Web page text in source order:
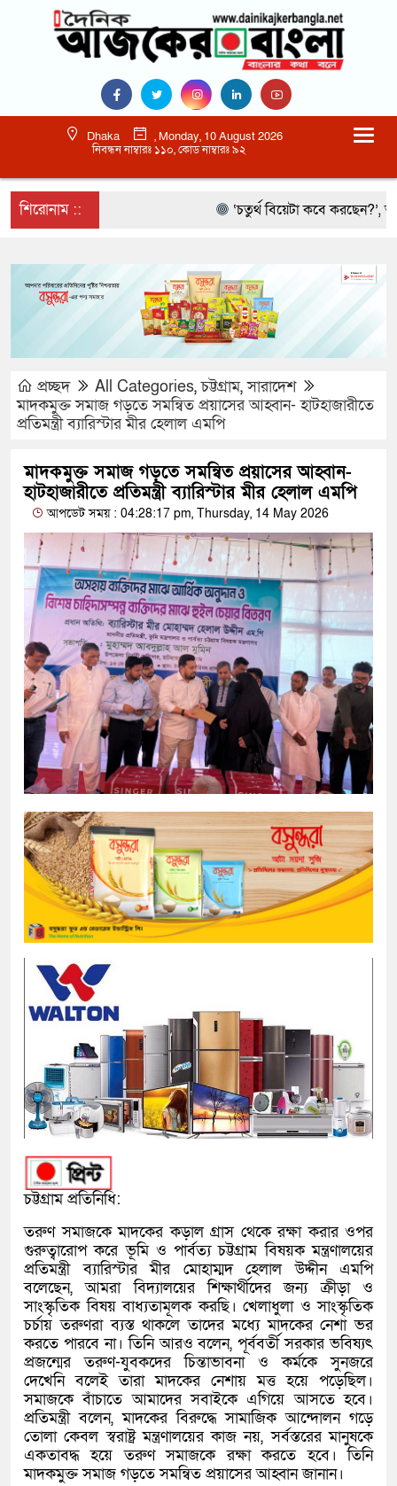
Dhaka
, Monday, 10 August 2026
নিবন্ধন নাম্বারঃ ১১০, কোড নাম্বারঃ ৯২
শিরোনাম :: ‘চতুর্থ বিয়েটা কবে করছেন?’,
প্রচ্ছদ All Categories,চট্টগ্রাম,সারাদেশ
মাদকমুক্ত সমাজ গড়তে সমন্বিত প্রয়াসের আহ্বান- হাটহাজারীতে
প্রতিমন্ত্রী ব্যারিস্টার মীর হেলাল এমপি
মাদকমুক্ত সমাজ গড়তে সমন্বিত প্রয়াসের আহ্বান-
হাটহাজারীতে প্রতিমন্ত্রী ব্যারিস্টার মীর হেলাল এমপি
আপডেট সময় : 04:28:17 pm, Thursday, 14 May 2026
চট্টগ্রাম প্রতিনিধি:
তরুণ সমাজকে মাদকের কড়াল গ্রাস থেকে রক্ষা করার ওপর
গুরুত্বারোপ করে ভূমি ও পার্বত্য চট্টগ্রাম বিষয়ক মন্ত্রণালয়ের
প্রতিমন্ত্রী ব্যারিস্টার মীর মোহাম্মদ হেলাল উদ্দীন এমপি
বলেছেন, আমরা বিদ্যালয়ের শিক্ষার্থীদের জন্য ক্রীড়া ও
সাংস্কৃতিক বিষয় বাধ্যতামূলক করছি। খেলাধুলা ও সাংস্কৃতিক
চর্চায় তরুণরা ব্যস্ত থাকলে তাদের মধ্যে মাদকের নেশা ভর
করতে পারবে না। তিনি আরও বলেন, পূর্ববর্তী সরকার ভবিষ্যৎ
প্রজন্মের তরুণ-যুবকদের চিন্তাভাবনা ও কর্মকে সুনজরে
দেখেনি বলেই তারা মাদকের নেশায় মত্ত হয়ে পড়েছিল।
সমাজকে বাঁচাতে আমাদের সবাইকে এগিয়ে আসতে হবে।
প্রতিমন্ত্রী বলেন, মাদকের বিরুদ্ধে সামাজিক আন্দোলন গড়ে
তোলা কেবল স্বরাষ্ট্র মন্ত্রণালয়ের কাজ নয়, সর্বস্তরের মানুষকে
একতাবদ্ধ হয়ে তরুণ সমাজকে রক্ষা করতে হবে। তিনি
মাদকমুক্ত সমাজ গড়তে সমন্বিত প্রয়াসের আহ্বান জানান।